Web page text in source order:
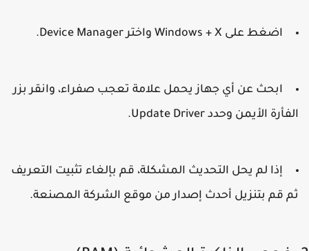
اضغط علىWindows + XواخترDevice Manager
.
ابحث عن أي جهاز يحمل علامة تعجب صفراء، وانقر بزر
الأيمن وحددUpdate Driver
.
إذا لم يحل التحديث المشكلة، قم بإلغاء تثبيت التعريف
قم بتنزيل أحدث إصدار من موقع الشركة المصنعة.